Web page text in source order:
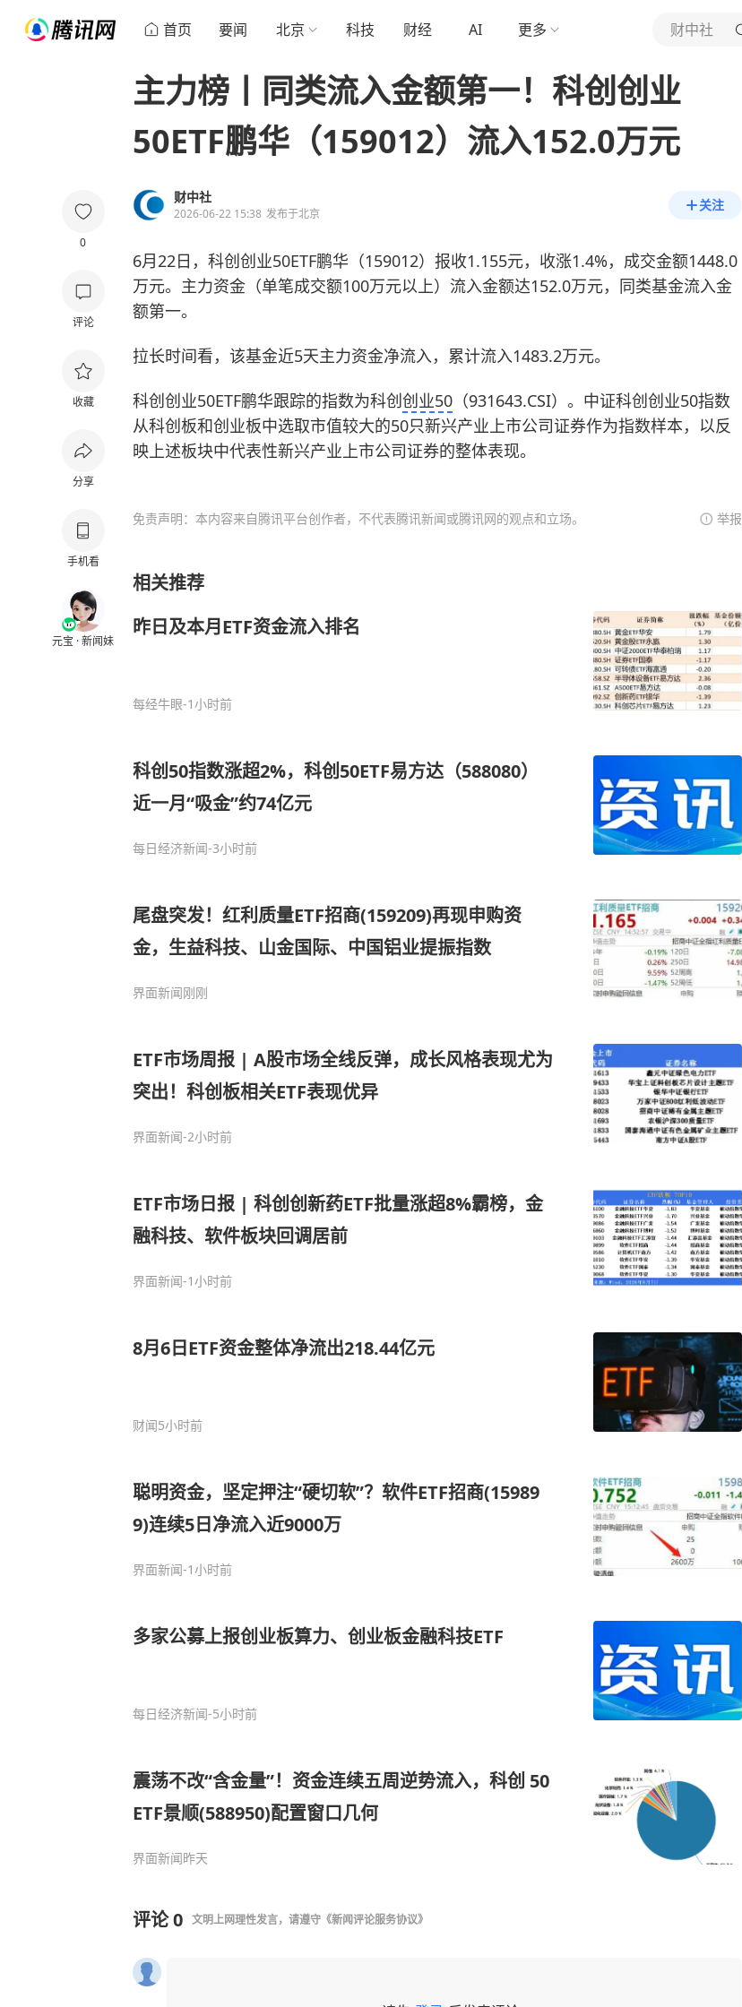
首页 要闻 北京 科技 财经 AI 更多 财中社
0
评论
收藏
分享
手机看
元宝 · 新闻妹
主力榜丨同类流入金额第一！科创创业
50ETF鹏华（159012）流入152.0万元
财中社
2026-06-22 15:38 发布于北京
关注
6月22日，科创创业50ETF鹏华（159012）报收1.155元，收涨1.4%，成交金额1448.0
万元。主力资金（单笔成交额100万元以上）流入金额达152.0万元，同类基金流入金
额第一。
拉长时间看，该基金近5天主力资金净流入，累计流入1483.2万元。
科创创业50ETF鹏华跟踪的指数为科创创业50 （931643.CSI）。中证科创创业50指数
从科创板和创业板中选取市值较大的50只新兴产业上市公司证券作为指数样本，以反
映上述板块中代表性新兴产业上市公司证券的整体表现。
免责声明：本内容来自腾讯平台创作者，不代表腾讯新闻或腾讯网的观点和立场。 举报
相关推荐
昨日及本月ETF资金流入排名
每经牛眼-1小时前
科创50指数涨超2%，科创50ETF易方达（588080）
近一月“吸金”约74亿元
每日经济新闻-3小时前
尾盘突发！红利质量ETF招商(159209)再现申购资
金，生益科技、山金国际、中国铝业提振指数
界面新闻刚刚
ETF市场周报 | A股市场全线反弹，成长风格表现尤为
突出！科创板相关ETF表现优异
界面新闻-2小时前
ETF市场日报 | 科创创新药ETF批量涨超8%霸榜，金
融科技、软件板块回调居前
界面新闻-1小时前
8月6日ETF资金整体净流出218.44亿元
财闻5小时前
聪明资金，坚定押注“硬切软”？软件ETF招商(15989
9)连续5日净流入近9000万
界面新闻-1小时前
多家公募上报创业板算力、创业板金融科技ETF
每日经济新闻-5小时前
震荡不改“含金量”！资金连续五周逆势流入，科创 50
ETF景顺(588950)配置窗口几何
界面新闻昨天
评论0 文明上网理性发言，请遵守 《新闻评论服务协议》